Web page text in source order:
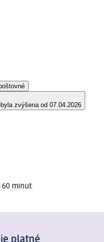
zvýšena od 07.04.2026
60 minut
platné